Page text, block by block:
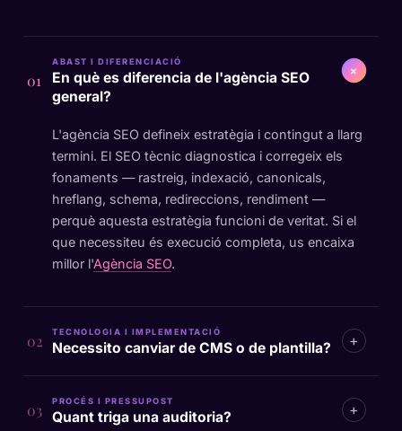
01
ABAST I DIFERENCIACIÓ
En què es diferencia de l'agència SEO
general?
+
L'agència SEO defineix estratègia i contingut a llarg
termini. El SEO tècnic diagnostica i corregeix els
fonaments — rastreig, indexació, canonicals,
hreflang, schema, redireccions, rendiment —
perquè aquesta estratègia funcioni de veritat. Si el
que necessiteu és execució completa, us encaixa
millor l'Agència SEO.
02 TECNOLOGIA I IMPLEMENTACIÓ
Necessito canviar de CMS o de plantilla? +
03 PROCÉS I PRESSUPOST
Quant triga una auditoria? +